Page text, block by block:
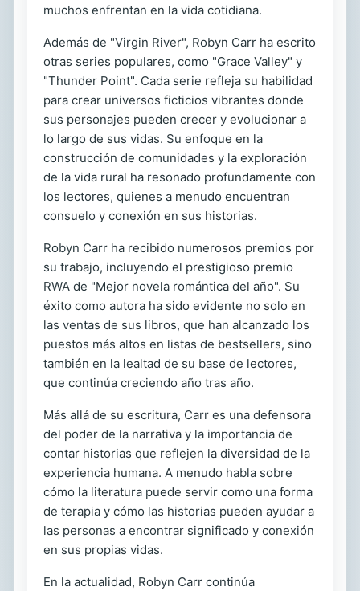
muchos enfrentan en la vida cotidiana.
Además de "Virgin River", Robyn Carr ha escrito
otras series populares, como "Grace Valley" y
"Thunder Point". Cada serie refleja su habilidad
para crear universos ficticios vibrantes donde
sus personajes pueden crecer y evolucionar a
lo largo de sus vidas. Su enfoque en la
construcción de comunidades y la exploración
de la vida rural ha resonado profundamente con
los lectores, quienes a menudo encuentran
consuelo y conexión en sus historias.
Robyn Carr ha recibido numerosos premios por
su trabajo, incluyendo el prestigioso premio
RWA de "Mejor novela romántica del año". Su
éxito como autora ha sido evidente no solo en
las ventas de sus libros, que han alcanzado los
puestos más altos en listas de bestsellers, sino
también en la lealtad de su base de lectores,
que continúa creciendo año tras año.
Más allá de su escritura, Carr es una defensora
del poder de la narrativa y la importancia de
contar historias que reflejen la diversidad de la
experiencia humana. A menudo habla sobre
cómo la literatura puede servir como una forma
de terapia y cómo las historias pueden ayudar a
las personas a encontrar significado y conexión
en sus propias vidas.
En la actualidad, Robyn Carr continúa